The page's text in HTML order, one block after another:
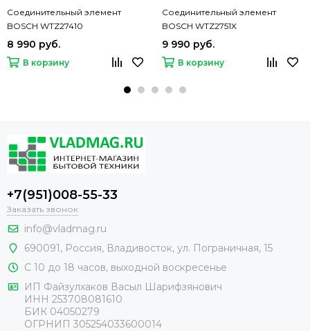
Соединительный элемент
BOSCH WTZ27410
8 990 руб.
В корзину
Соединительный элемент
BOSCH WTZ2751X
9 990 руб.
В корзину
+7(951)008-55-33
Заказать звонок
info@vladmag.ru
690091, Россия, Владивосток, ул. Пограничная, 15
С 10 до 18 часов, выходной воскресенье
ИП Файзулхаков Васыл Шарифзянович
ИНН 253708081610
БИК 04050279
ОГРНИП 305254033600014